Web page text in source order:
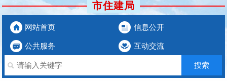
市住建局
网站首页 信息公开
公共服务 互动交流